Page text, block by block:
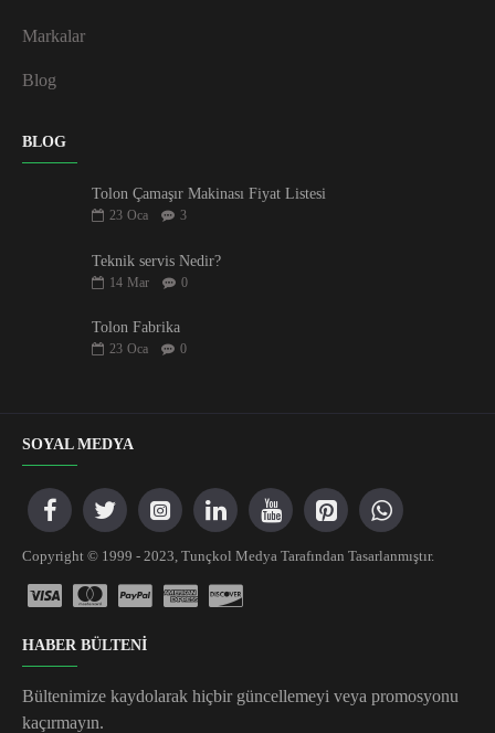
Markalar
Blog
BLOG
Tolon Çamaşır Makinası Fiyat Listesi
23 Oca 3
Teknik servis Nedir?
14 Mar 0
Tolon Fabrika
23 Oca 0
SOYAL MEDYA
Copyright © 1999 - 2023, Tunçkol Medya Tarafından Tasarlanmıştır.
HABER BÜLTENİ
Bültenimize kaydolarak hiçbir güncellemeyi veya promosyonu
kaçırmayın.